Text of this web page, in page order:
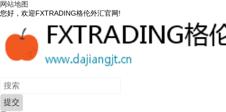
网站地图
您好，欢迎FXTRADING格伦外汇官网!